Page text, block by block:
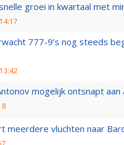
groei in kwartaal met
777-9’s nog steeds
mogelijk ontsnapt aan
meerdere vluchten naar